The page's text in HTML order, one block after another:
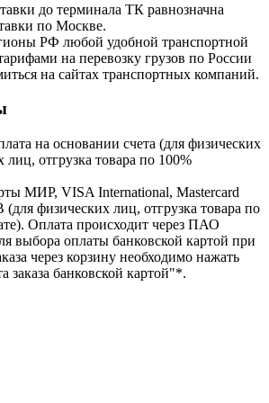
до терминала ТК равнозначна
по Москве.
РФ любой удобной транспортной
на перевозку грузов по России
на сайтах транспортных компаний.
на основании счета (для физических
отгрузка товара по 100%
МИР, VISA International, Mastercard
физических лиц, отгрузка товара по
Оплата происходит через ПАО
оплаты банковской картой при
через корзину необходимо нажать
заказа банковской картой"*.